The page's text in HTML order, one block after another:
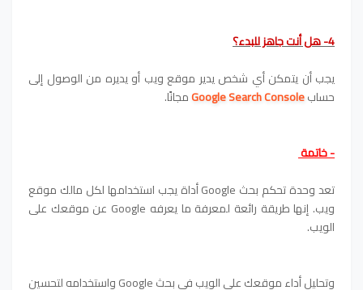
4- هل أنت جاهز للبدء؟
يجب أن يتمكن أي شخص يدير موقع ويب أو يديره من الوصول إلى
حسابGoogle Search Consoleمجانًا.
- خاتمة
تعد وحدة تحكم بحث Google أداة يجب استخدامها لكل مالك موقع
ويب. إنها طريقة رائعة لمعرفة ما يعرفه Google عن موقعك على
الويب.
وتحليل أداء موقعك على الويب في بحث Google واستخدامه لتحسين